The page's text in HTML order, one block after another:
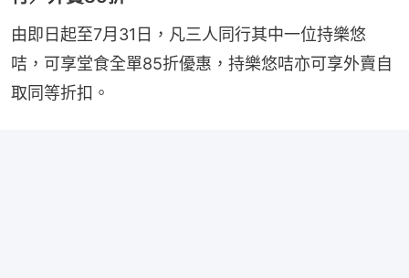
由即日起至7月31日，凡三人同行其中一位持樂悠
咭，可享堂食全單85折優惠，持樂悠咭亦可享外賣自
取同等折扣。